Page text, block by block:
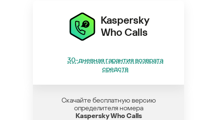
Kaspersky
Who Calls
30-дневная гарантия возврата
средств
Скачайте бесплатную версию
определителя номера
Kaspersky Who Calls